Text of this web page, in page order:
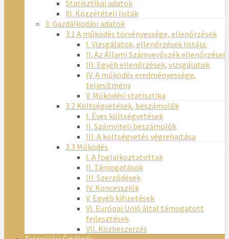
Statisztikai adatok
XI. Közzétételi listák
3. Gazdálkodási adatok
3.1 A működés törvényessége, ellenőrzések
I. Vizsgálatok, ellenőrzések listája:
II. Az Állami Számvevőszék ellenőrzései
III. Egyéb ellenőrzések, vizsgálatok
IV. A működés eredményessége,
teljesítmény
V. Működési statisztika
3.2 Költségvetések, beszámolók
I. Éves költségvetések
II. Számviteli beszámolók
III. A költségvetés végrehajtása
3.3 Működés
I. A foglalkoztatottak
II. Támogatások
III. Szerződések
IV. Koncessziók
V. Egyéb kifizetések
VI. Európai Unió által támogatott
fejlesztések
VII. Közbeszerzés